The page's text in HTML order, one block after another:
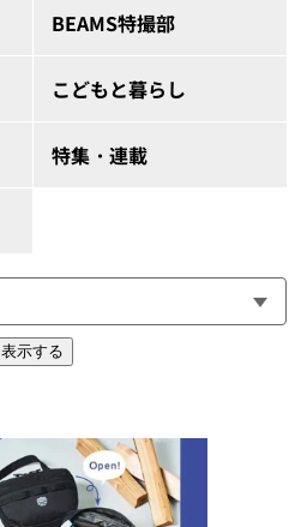
BEAMS特撮部
こどもと暮らし
特集・連載
表示する